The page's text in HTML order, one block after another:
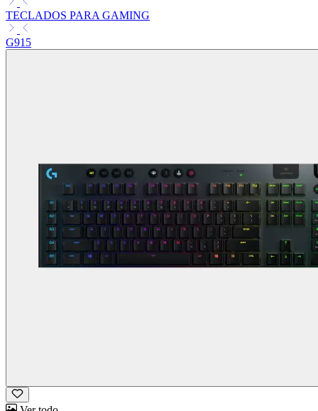
TECLADOS PARA GAMING
G915